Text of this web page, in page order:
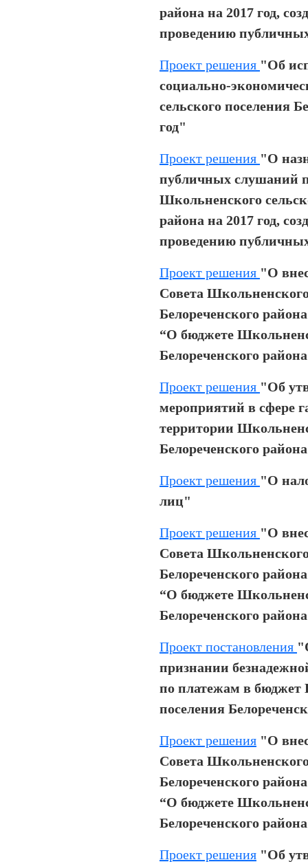
района на 2017 год,
проведению
Проект решения "Об
социально-
сельского поселения
год"
Проект решения "О
публичных слушаний
Школьненского
района на 2017 год,
проведению
Проект решения "О
Совета
Белореченского
“О бюджете
Белореченского
Проект решения "Об
мероприятий в сфере
территории
Белореченского
Проект решения "О
лиц"
Проект решения "О
Совета
Белореченского
“О бюджете
Белореченского
Проект постановления
признании
по платежам в бюджет
поселения
Проект решения "О
Совета
Белореченского
“О бюджете
Белореченского
Проект решения "Об